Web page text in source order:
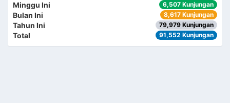
Minggu Ini 6,507 Kunjungan
Bulan Ini 8,617 Kunjungan
Tahun Ini 79,979 Kunjungan
Total 91,552 Kunjungan